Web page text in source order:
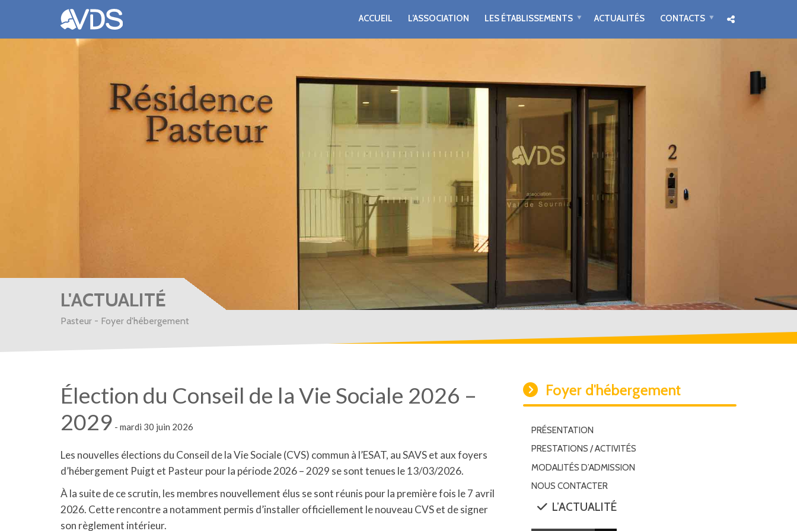
ACCUEIL L’ASSOCIATION LES ÉTABLISSEMENTS ACTUALITÉS CONTACTS
L'ACTUALITÉ
Pasteur - Foyer d'hébergement
Élection du Conseil de la Vie Sociale 2026 –
2029 - mardi 30 juin 2026
Les nouvelles élections du Conseil de la Vie Sociale (CVS) commun à l’ESAT, au SAVS et aux foyers
d’hébergement Puigt et Pasteur pour la période 2026 – 2029 se sont tenues le 13/03/2026.
À la suite de ce scrutin, les membres nouvellement élus se sont réunis pour la première fois le 7 avril
2026. Cette rencontre a notamment permis d’installer officiellement le nouveau CVS et de signer
son règlement intérieur.
Foyer d'hébergement
PRÉSENTATION
PRESTATIONS / ACTIVITÉS
MODALITÉS D’ADMISSION
NOUS CONTACTER
L’ACTUALITÉ